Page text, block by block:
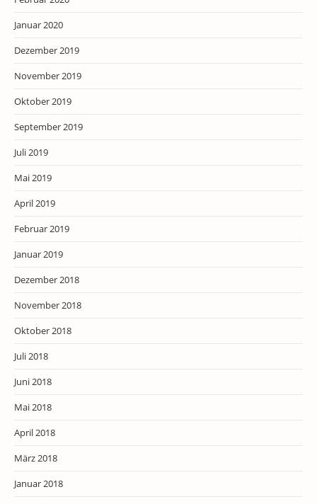
Januar 2020
Dezember 2019
November 2019
Oktober 2019
September 2019
Juli 2019
Mai 2019
April 2019
Februar 2019
Januar 2019
Dezember 2018
November 2018
Oktober 2018
Juli 2018
Juni 2018
Mai 2018
April 2018
März 2018
Januar 2018